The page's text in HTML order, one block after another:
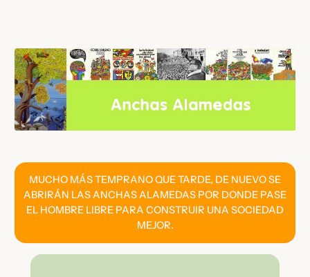
contenido
MUCHO MÁS TEMPRANO QUE TARDE, DE NUEVO SE
ABRIRÁN LAS ANCHAS ALAMEDAS POR DONDE PASE
EL HOMBRE LIBRE PARA CONSTRUIR UNA SOCIEDAD
MEJOR.